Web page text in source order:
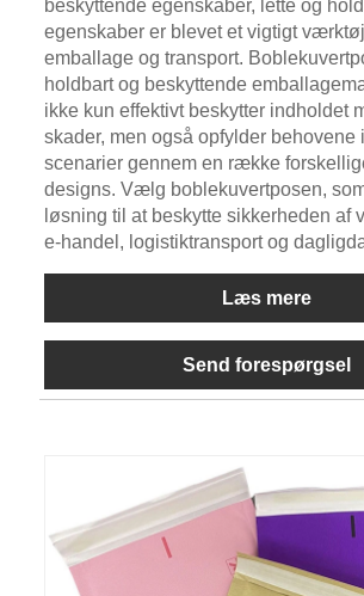
beskyttende egenskaber, lette og
egenskaber er blevet et vigtigt
emballage og transport.
holdbart og beskyttende
ikke kun effektivt beskytter indholdet
skader, men også opfylder behovene
scenarier gennem en række
designs. Vælg boblekuvertposen,
løsning til at beskytte sikkerheden af
e-handel, logistiktransport og
Læs mere
Send forespørgsel